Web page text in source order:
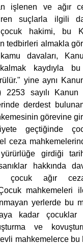
işlenen ve ağır
suçlarla ilgili
hakimi, bu
tedbirleri almakla
kamu davaları,
kaydıyla
yine aynı
2253 sayılı
derdest
görevine
geçtiğinde
ceza
girdiği
hakkında
çocuk ağır
mahkemeleri
yerlerde bu
kadar çocuklar
ve
mahkemelerce